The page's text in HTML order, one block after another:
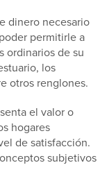
dinero necesario
permitirle a
ordinarios de su
los
otros renglones.
el valor o
hogares
de satisfacción.
subjetivos